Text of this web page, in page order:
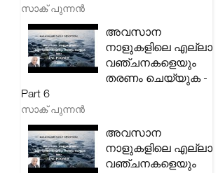
സാക് പുന്നൻ
അവസാന
നാളുകളിലെ എല്ലാ
വഞ്ചനകളെയും
തരണം ചെയ്യുക -
Part 6
സാക് പുന്നൻ
അവസാന
നാളുകളിലെ എല്ലാ
വഞ്ചനകളെയും